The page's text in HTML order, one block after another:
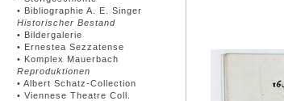
• Bibliographie A. E. Singer
Historischer Bestand
• Bildergalerie
• Ernestea Sezzatense
• Komplex Mauerbach
Reproduktionen
• Albert Schatz-Collection
• Viennese Theatre Coll.